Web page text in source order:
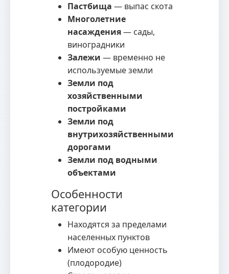
Пастбища — выпас скота
Многолетние
насаждения— сады,
виноградники
Залежи — временно не
используемые земли
Земли под
хозяйственными
постройками
Земли под
внутрихозяйственными
дорогами
Земли под водными
объектами
Особенности
категории
Находятся за пределами
населенных пунктов
Имеют особую ценность
(плодородие)